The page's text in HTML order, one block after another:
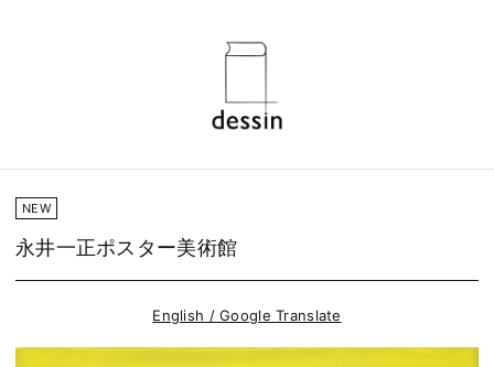
NEW
永井一正ポスター美術館
English / Google Translate